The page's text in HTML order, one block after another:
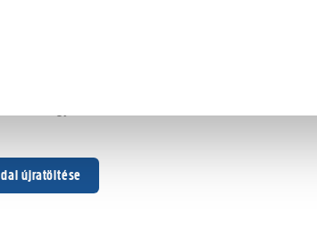
újratöltése